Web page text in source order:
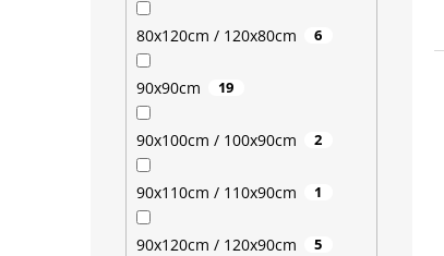
80x120cm / 120x80cm 6
90x90cm 19
90x100cm / 100x90cm 2
90x110cm / 110x90cm 1
90x120cm / 120x90cm 5